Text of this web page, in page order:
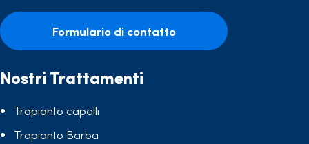
Formulario di contatto
Nostri Trattamenti
Trapianto capelli
Trapianto Barba